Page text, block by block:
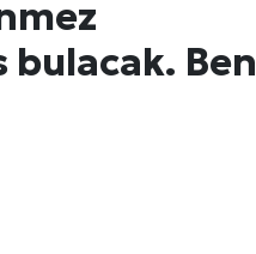
Ben